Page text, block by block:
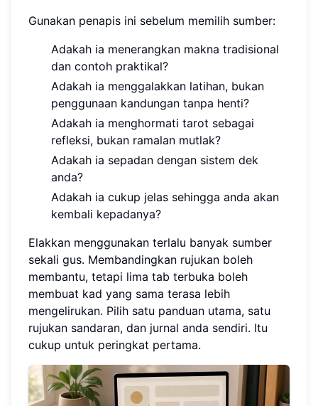
Gunakan penapis ini sebelum memilih sumber:
Adakah ia menerangkan makna tradisional
dan contoh praktikal?
Adakah ia menggalakkan latihan, bukan
penggunaan kandungan tanpa henti?
Adakah ia menghormati tarot sebagai
refleksi, bukan ramalan mutlak?
Adakah ia sepadan dengan sistem dek
anda?
Adakah ia cukup jelas sehingga anda akan
kembali kepadanya?
Elakkan menggunakan terlalu banyak sumber
sekali gus. Membandingkan rujukan boleh
membantu, tetapi lima tab terbuka boleh
membuat kad yang sama terasa lebih
mengelirukan. Pilih satu panduan utama, satu
rujukan sandaran, dan jurnal anda sendiri. Itu
cukup untuk peringkat pertama.